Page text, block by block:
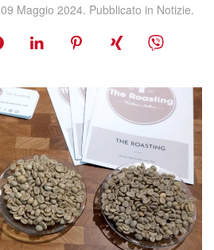
09 Maggio 2024. Pubblicato in Notizie.